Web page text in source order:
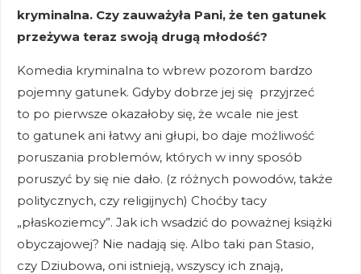
kryminalna. Czy zauważyła Pani, że ten gatunek
przeżywa teraz swoją drugą młodość?
Komedia kryminalna to wbrew pozorom bardzo
pojemny gatunek. Gdyby dobrze jej się przyjrzeć
to po pierwsze okazałoby się, że wcale nie jest
to gatunek ani łatwy ani głupi, bo daje możliwość
poruszania problemów, których w inny sposób
poruszyć by się nie dało. (z różnych powodów, także
politycznych, czy religijnych) Choćby tacy
„płaskoziemcy”. Jak ich wsadzić do poważnej książki
obyczajowej? Nie nadają się. Albo taki pan Stasio,
czy Dziubowa, oni istnieją, wszyscy ich znają,